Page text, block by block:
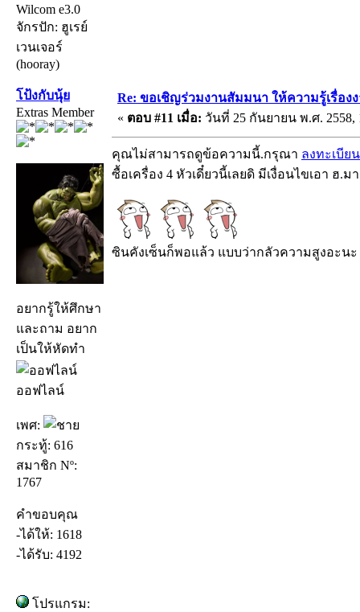
Wilcom e3.0
จักรปัก: ฮูเรย์
เวนเจอร์
(hooray)
โป้งกับนุ้ย
Extras Member
อยากรู้ให้ศึกษา
และถาม อยาก
เป็นให้หัดทำ
ออฟไลน์
เพศ:
กระทู้: 616
สมาชิก Nº:
1767
คำขอบคุณ
-ได้ให้: 1618
-ได้รับ: 4192
โปรแกรม:
Re: ขอเชิญร่วมงานสัมมนา ให้ความรู้เรื่อง
« ตอบ #11 เมื่อ: วันที่ 25 กันยายน พ.ศ. 2558,
คุณไม่สามารถดูข้อความนี้.กรุณา ลงทะเบียน
ซื้อเครื่อง 4 หัวเดี๋ยวนี้เลยดิ มีเงื่อนไขเอา ฮ.
ซินคังเซ็นก็พอแล้ว แบบว่ากลัวความสูงอะนะ